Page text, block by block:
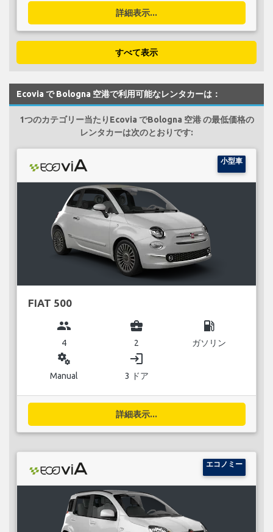
詳細表示...
すべて表示
Ecovia で Bologna 空港で利用可能なレンタカーは：
1つのカテゴリー当たりEcovia でBologna 空港 の最低価格の
レンタカーは次のとおりです:
小型車
FIAT 500
group
4
business_center
2
local_gas_station
ガソリン
miscellaneous_services
Manual
login
3 ドア
詳細表示...
エコノミー